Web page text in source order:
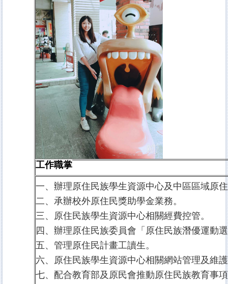
工作職掌
一、辦理原住民族學生資源中心及中區區域原
二、承辦校外原住民獎助學金業務。
三、原住民族學生資源中心相關經費控管。
四、辦理原住民族委員會「原住民族潛優運動
五、管理原住民計畫工讀生。
六、原住民族學生資源中心相關網站管理及維
七、配合教育部及原民會推動原住民族教育事